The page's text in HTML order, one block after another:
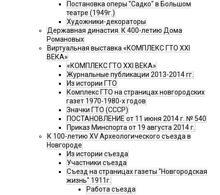
Постановка оперы "Садко" в Большом
театре (1949г.)
Художники-декораторы
Державная династия. К 400-летию Дома
Романовых
Виртуальная выставка «КОМПЛЕКС ГТО XXI
ВЕКА»
«КОМПЛЕКС ГТО XXI ВЕКА»
Журнальные публикации 2013-2014 гг.
Из истории ГТО
Комплекс ГТО на страницах новгородских
газет 1970-1980-х годов
Значки ГТО (СССР)
ПОСТАНОВЛЕНИЕ от 11 июня 2014 г. № 540
Приказ Минспорта от 19 августа 2014 г.
К 100-летию XV Археологического съезда в
Новгороде
Из истории съезда
Участники съезда
Cъезд на страницах газеты "Новгородская
жизнь" 1911г.
Работа съезда